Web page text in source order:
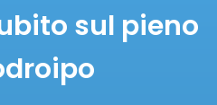
sul pieno